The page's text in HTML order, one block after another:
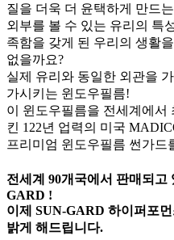
질을 더욱 더 윤택하게 만드
외부를 볼 수 있는 유리의 특
족함을 갖게 된 우리의 생활
없을까요?
실제 유리와 동일한 외관을
가시키는 윈도우필름!
이 윈도우필름을 전세계에서
킨 122년 업력의 미국
프리미엄 윈도우필름 썬가드
전세계 90개국에서 판매되
GARD !
이제 SUN-GARD 하이퍼포
밝게 해드립니다.